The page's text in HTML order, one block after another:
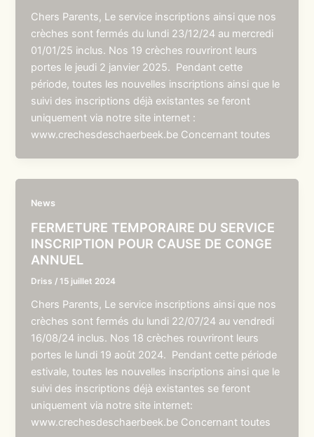
Chers Parents, Le service inscriptions ainsi que nos
crèches sont fermés du lundi 23/12/24 au mercredi
01/01/25 inclus. Nos 19 crèches rouvriront leurs
portes le jeudi 2 janvier 2025. Pendant cette
période, toutes les nouvelles inscriptions ainsi que le
suivi des inscriptions déjà existantes se feront
uniquement via notre site internet :
www.crechesdeschaerbeek.be Concernant toutes
News
FERMETURE TEMPORAIRE DU SERVICE
INSCRIPTION POUR CAUSE DE CONGE
ANNUEL
Driss /15 juillet 2024
Chers Parents, Le service inscriptions ainsi que nos
crèches sont fermés du lundi 22/07/24 au vendredi
16/08/24 inclus. Nos 18 crèches rouvriront leurs
portes le lundi 19 août 2024. Pendant cette période
estivale, toutes les nouvelles inscriptions ainsi que le
suivi des inscriptions déjà existantes se feront
uniquement via notre site internet:
www.crechesdeschaerbeek.be Concernant toutes